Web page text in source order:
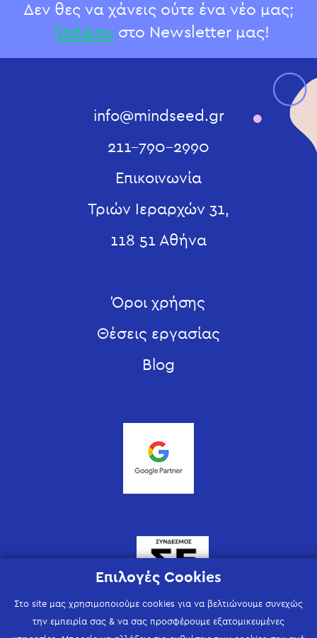
Δεν θες να χάνεις ούτε ένα νέο μας;
Γράψου στο Newsletter μας!
info@mindseed.gr
211-790-2990
Επικοινωνία
Τριών Ιεραρχών 31,
118 51 Αθήνα
Όροι χρήσης
Θέσεις εργασίας
Blog
Επιλογές Cookies
Στο site μας χρησιμοποιούμε cookies για να βελτιώνουμε συνεχώς
την εμπειρία σας & να σας προσφέρουμε εξατομικευμένες